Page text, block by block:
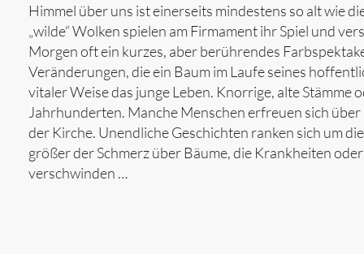
Himmel über uns ist einerseits mindestens so alt wie
„wilde“ Wolken spielen am Firmament ihr Spiel und
Morgen oft ein kurzes, aber berührendes
Veränderungen, die ein Baum im Laufe seines
vitaler Weise das junge Leben. Knorrige, alte
Jahrhunderten. Manche Menschen erfreuen sich
der Kirche. Unendliche Geschichten ranken sich um
größer der Schmerz über Bäume, die Krankheiten
verschwinden …